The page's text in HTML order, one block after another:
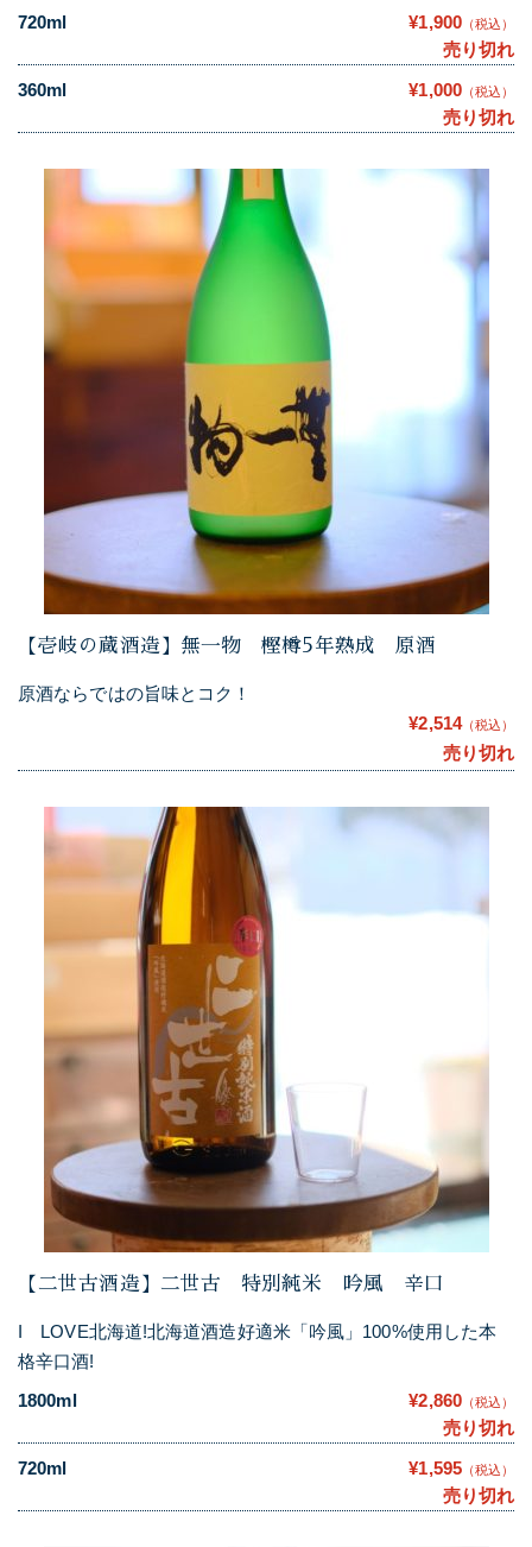
720ml
¥1,900 （税込）
売り切れ
360ml
¥1,000 （税込）
売り切れ
【壱岐の蔵酒造】無一物 樫樽5年熟成 原酒
原酒ならではの旨味とコク！
¥2,514（税込）
売り切れ
【二世古酒造】二世古 特別純米 吟風 辛口
I LOVE北海道!北海道酒造好適米「吟風」100%使用した本
格辛口酒!
1800ml
¥2,860 （税込）
売り切れ
720ml
¥1,595 （税込）
売り切れ